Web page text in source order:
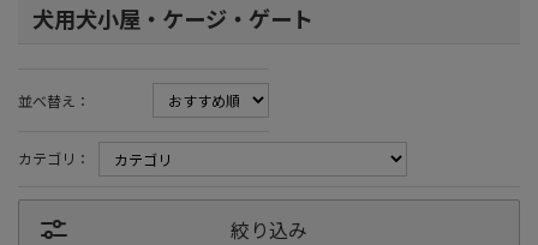
犬用犬小屋・ケージ・ゲート
並べ替え：
カテゴリ：
絞り込み